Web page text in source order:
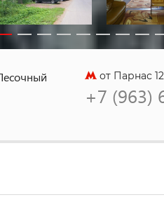
от Парнас
+7 (963)